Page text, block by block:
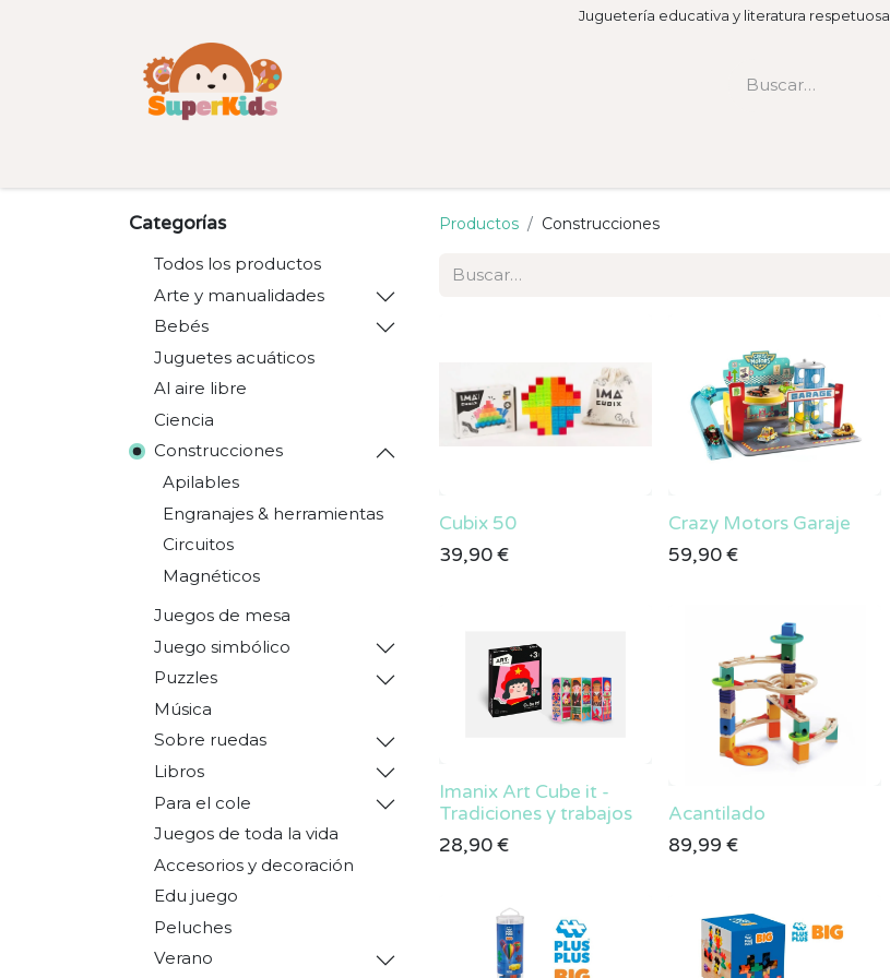
Juguetería educativa y literatura respetuosa
Categorías
Todos los productos
Arte y manualidades
Bebés
Juguetes acuáticos
Al aire libre
Ciencia
Construcciones
Apilables
Engranajes & herramientas
Circuitos
Magnéticos
Juegos de mesa
Juego simbólico
Puzzles
Música
Sobre ruedas
Libros
Para el cole
Juegos de toda la vida
Accesorios y decoración
Edu juego
Peluches
Verano
Productos Construcciones
Cubix 50
39,90€
Crazy Motors Garaje
59,90€
Imanix Art Cube it -
Tradiciones y trabajos
28,90€
Acantilado
89,99 €